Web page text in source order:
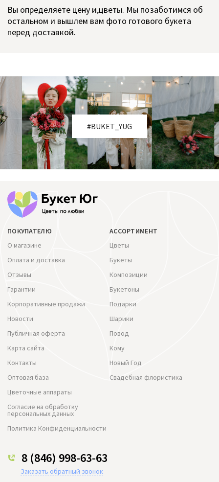
Вы определяете цену и,цветы. Мы позаботимся об
остальном и вышлем вам фото готового букета
перед доставкой.
#BUKET_YUG
ПОКУПАТЕЛЮ
О магазине
Оплата и доставка
Отзывы
Гарантии
Корпоративные продажи
Новости
Публичная оферта
Карта сайта
Контакты
Оптовая база
Цветочные аппараты
Согласие на обработку
персональных данных
Политика Конфиденциальности
АССОРТИМЕНТ
Цветы
Букеты
Композиции
Букетоны
Подарки
Шарики
Повод
Кому
Новый Год
Свадебная флористика
8 (846) 998-63-63
Заказать обратный звонок